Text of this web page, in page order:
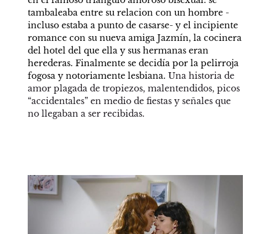
tambaleaba entre su relacion con un hombre -
incluso estaba a punto de casarse- y el incipiente
romance con su nueva amiga Jazmín, la cocinera
del hotel del que ella y sus hermanas eran
herederas. Finalmente se decidía por la pelirroja
fogosa y notoriamente lesbiana. Una historia de
amor plagada de tropiezos, malentendidos, picos
“accidentales” en medio de fiestas y señales que
no llegaban a ser recibidas.